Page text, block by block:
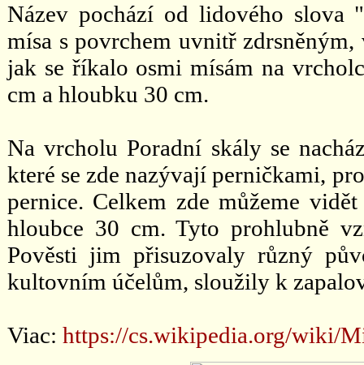
Název pochází od lidového slova
mísa s povrchem uvnitř
jak se říkalo osmi mísám na
cm a hloubku 30 cm.
Na vrcholu Poradní skály se
které se zde nazývají perničkami,
pernice. Celkem zde můžeme
hloubce 30 cm. Tyto prohlubně
Pověsti jim přisuzovaly různý
kultovním účelům, sloužily k
Viac: https://cs.wikipedia.org/wiki/